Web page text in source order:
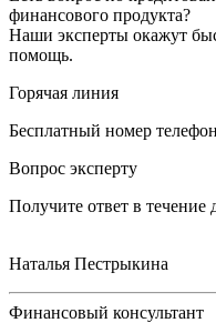
финансового продукта?
Наши эксперты окажут
помощь.
Горячая линия
Бесплатный номер
Вопрос эксперту
Получите ответ в течение
Наталья Пестрыкина
Финансовый консультант